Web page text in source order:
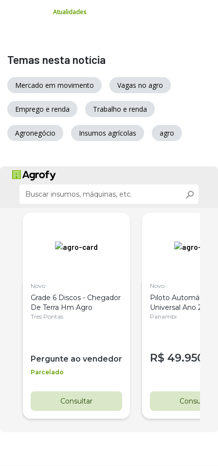
Atualidades
Temas nesta notícia
Mercado em movimento Vagas no agro
Emprego e renda Trabalho e renda
Agronegócio Insumos agrícolas agro
Novo
Grade 6 Discos - Chegador
De Terra Hm Agro
Tres Pontas
Pergunte ao vendedor
Parcelado
Consultar
Novo
Piloto Automático
Universal Ano
Panambi
R$ 49.950
Consultar